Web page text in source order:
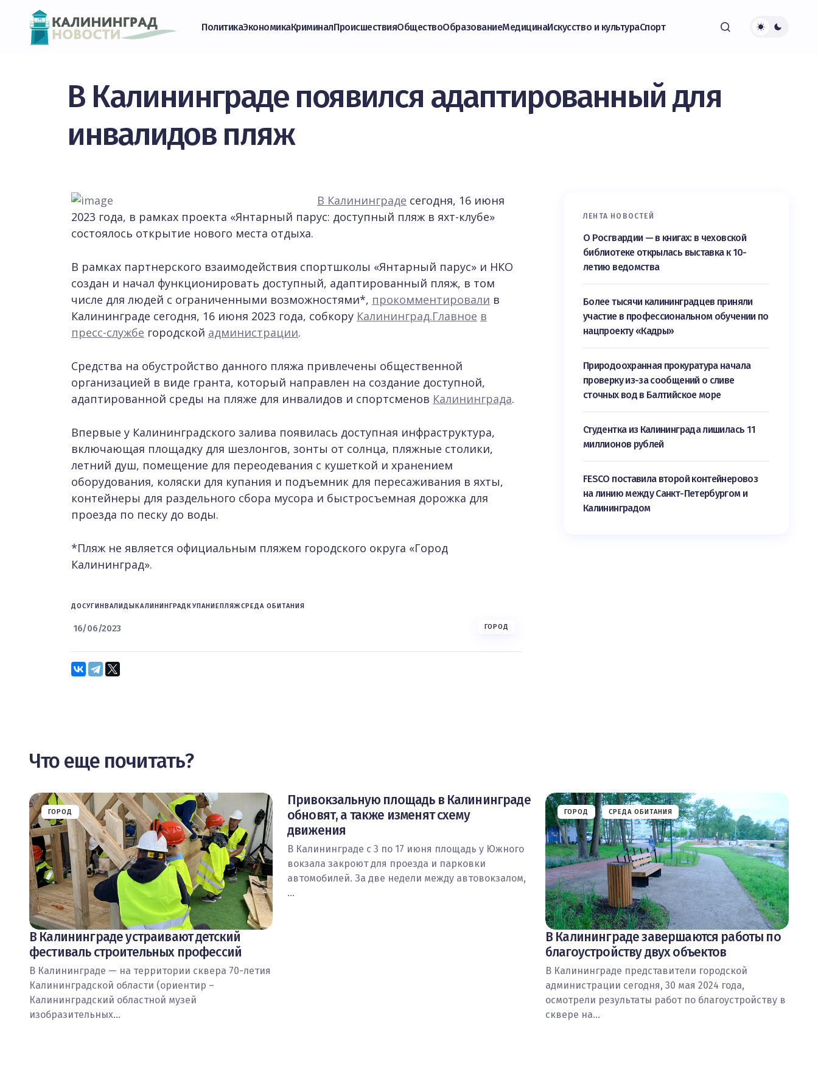
ПолитикаЭкономикаКриминалПроисшествияОбществоОбразованиеМедицинаИскусство и культураСпорт
В Калининграде появился адаптированный для
инвалидов пляж
В Калининграде сегодня, 16 июня
2023 года, в рамках проекта «Янтарный парус: доступный пляж в яхт-клубе»
состоялось открытие нового места отдыха.
В рамках партнерского взаимодействия спортшколы «Янтарный парус» и НКО
создан и начал функционировать доступный, адаптированный пляж, в том
числе для людей с ограниченными возможностями*, прокомментировали в
Калининграде сегодня, 16 июня 2023 года, собкору Калининград.Главное в
пресс-службе городской администрации.
Средства на обустройство данного пляжа привлечены общественной
организацией в виде гранта, который направлен на создание доступной,
адаптированной среды на пляже для инвалидов и спортсменов Калининграда.
Впервые у Калининградского залива появилась доступная инфраструктура,
включающая площадку для шезлонгов, зонты от солнца, пляжные столики,
летний душ, помещение для переодевания с кушеткой и хранением
оборудования, коляски для купания и подъемник для пересаживания в яхты,
контейнеры для раздельного сбора мусора и быстросъемная дорожка для
проезда по песку до воды.
*Пляж не является официальным пляжем городского округа «Город
Калининград».
ДОСУГИНВАЛИДЫКАЛИНИНГРАДКУПАНИЕПЛЯЖСРЕДА ОБИТАНИЯ
16/06/2023 ГОРОД
ЛЕНТА НОВОСТЕЙ
О Росгвардии — в книгах: в чеховской
библиотеке открылась выставка к 10-
летию ведомства
Более тысячи калининградцев приняли
участие в профессиональном обучении по
нацпроекту «Кадры»
Природоохранная прокуратура начала
проверку из-за сообщений о сливе
сточных вод в Балтийское море
Студентка из Калининграда лишилась 11
миллионов рублей
FESCO поставила второй контейнеровоз
на линию между Санкт-Петербургом и
Калининградом
Что еще почитать?
ГОРОД
В Калининграде устраивают детский
фестиваль строительных профессий
В Калининграде — на территории сквера 70-летия
Калининградской области (ориентир –
Калининградский областной музей
изобразительных…
Привокзальную площадь в Калининграде
обновят, а также изменят схему
движения
В Калининграде с 3 по 17 июня площадь у Южного
вокзала закроют для проезда и парковки
автомобилей. За две недели между автовокзалом,
…
ГОРОД СРЕДА ОБИТАНИЯ
В Калининграде завершаются работы по
благоустройству двух объектов
В Калининграде представители городской
администрации сегодня, 30 мая 2024 года,
осмотрели результаты работ по благоустройству в
сквере на…